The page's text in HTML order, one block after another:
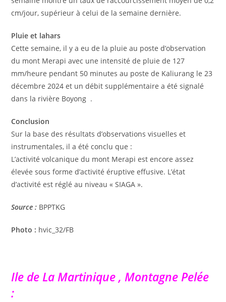
cm/jour, supérieur à celui de la semaine dernière.
Pluie et lahars
Cette semaine, il y a eu de la pluie au poste d’observation
du mont Merapi avec une intensité de pluie de 127
mm/heure pendant 50 minutes au poste de Kaliurang le 23
décembre 2024 et un débit supplémentaire a été signalé
dans la rivière Boyong .
Conclusion
Sur la base des résultats d’observations visuelles et
instrumentales, il a été conclu que :
L’activité volcanique du mont Merapi est encore assez
élevée sous forme d’activité éruptive effusive. L’état
d’activité est réglé au niveau « SIAGA ».
Source : BPPTKG
Photo : hvic_32/FB
Ile de La Martinique , Montagne Pelée
: